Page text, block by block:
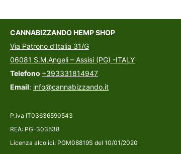
CANNABIZZANDO HEMP SHOP
Via Patrono d’Italia 31/G
06081 S.M.Angeli – Assisi (PG) -ITALY
Telefono +393331814947
Email: info@cannabizzando.it
P.iva IT03636590543
REA: PG-303538
Licenza alcolici: PGM08819S del 10/01/2020